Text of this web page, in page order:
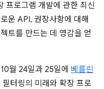
프로그램 개발에 관한 최신
운 API, 권장사항에 대해
트를 만드는 데 영감을 얻
월 24일과 25일에 베를린
터링의 미래와 확장 프로